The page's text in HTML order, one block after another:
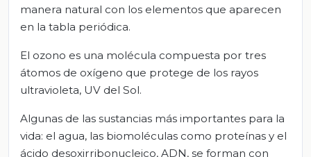
manera natural con los elementos que aparecen
en la tabla periódica.
El ozono es una molécula compuesta por tres
átomos de oxígeno que protege de los rayos
ultravioleta, UV del Sol.
Algunas de las sustancias más importantes para la
vida: el agua, las biomoléculas como proteínas y el
ácido desoxirribonucleico, ADN, se forman con